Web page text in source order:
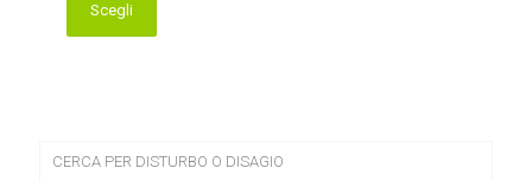
Scegli
Questo
prodotto
opzioni
CERCA PER DISTURBO O DISAGIO